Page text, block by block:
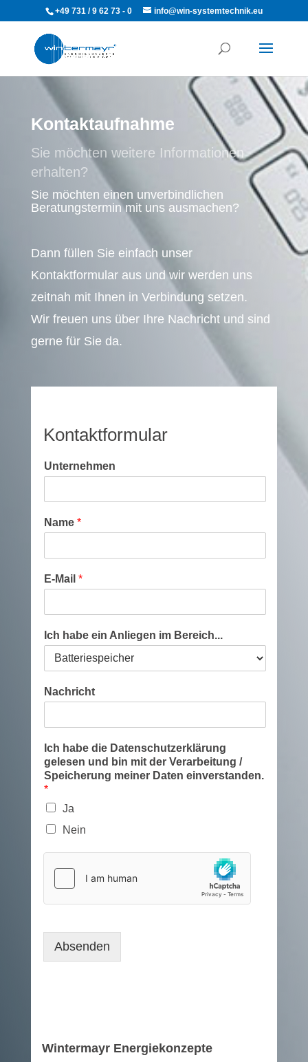
+49 731 / 9 62 73 - 0 info@win-systemtechnik.eu
Kontaktaufnahme
Sie möchten weitere Informationen
erhalten?
Sie möchten einen unverbindlichen
Beratungstermin mit uns ausmachen?
Dann füllen Sie einfach unser
Kontaktformular aus und wir werden uns
zeitnah mit Ihnen in Verbindung setzen.
Wir freuen uns über Ihre Nachricht und sind
gerne für Sie da.
Kontaktformular
Unternehmen
Name *
E-Mail *
Ich habe ein Anliegen im Bereich...
Nachricht
Ich habe die Datenschutzerklärung
gelesen und bin mit der Verarbeitung /
Speicherung meiner Daten einverstanden.
*
Ja
Nein
Absenden
Wintermayr Energiekonzepte